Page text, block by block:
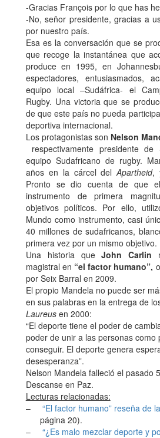
-Gracias François por lo que has
-No, señor presidente, gracias a
por nuestro país.
Esa es la conversación que se
que recoge la instantánea que
produce en 1995, en
espectadores, entusiasmados,
equipo local –Sudáfrica- el
Rugby. Una victoria que se
de que este país no pueda
deportiva internacional.
Los protagonistas son Nelson
respectivamente presidente
equipo Sudafricano de rugby.
años en la cárcel delApartheid,
Pronto se dio cuenta de que
instrumento de primera
objetivos políticos. Por ello,
Mundo como instrumento, casi
40 millones de sudafricanos,
primera vez por un mismo objetivo.
Una historia queJohn Carlin
magistral en “el factor humano”,
por Seix Barral en 2009.
El propio Mandela no puede ser
en sus palabras en la entrega de
Laureusen 2000:
“El deporte tiene el poder de
poder de unir a las personas como
conseguir. El deporte genera
desesperanza”.
Nelson Mandela falleció el pasado
Descanse en Paz.
Lecturas relacionadas:
–
“El factor humano” reseña de
página 20).
–
“¿Es malo mezclar deporte y